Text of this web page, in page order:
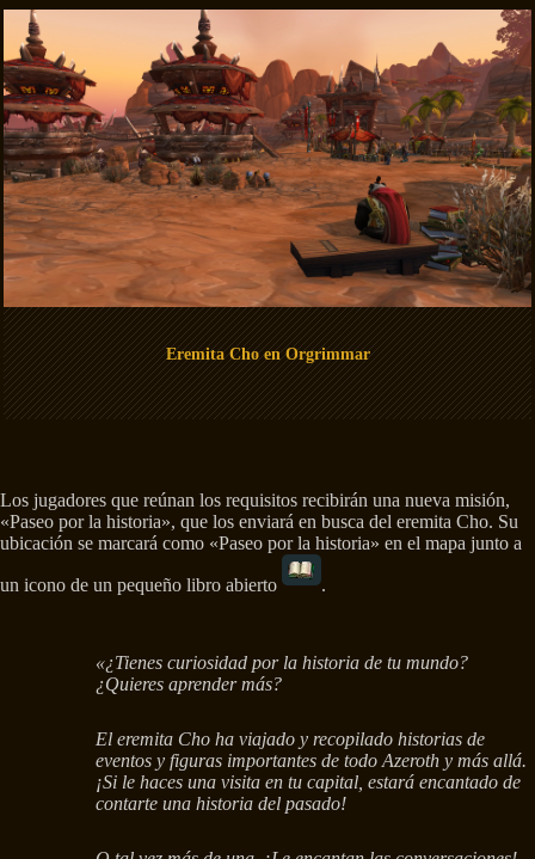
Eremita Cho en Orgrimmar
Los jugadores que reúnan los requisitos recibirán una nueva misión,
«Paseo por la historia», que los enviará en busca del eremita Cho. Su
ubicación se marcará como «Paseo por la historia» en el mapa junto a
un icono de un pequeño libro abierto
«¿Tienes curiosidad por la historia de tu mundo?
¿Quieres aprender más?
El eremita Cho ha viajado y recopilado historias de
eventos y figuras importantes de todo Azeroth y más allá.
¡Si le haces una visita en tu capital, estará encantado de
contarte una historia del pasado!